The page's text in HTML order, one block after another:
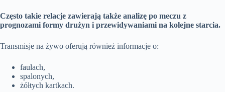
Często takie relacje zawierają także analizę po meczu z
prognozami formy drużyn i przewidywaniami na kolejne starcia.
Transmisje na żywo oferują również informacje o:
faulach,
spalonych,
żółtych kartkach.